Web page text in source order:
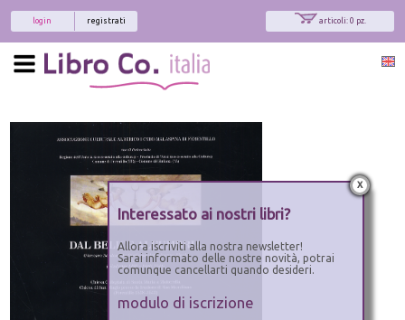
articoli: 0 pz.
registrati
login
x
Interessato ai nostri libri?
Allora iscriviti alla nostra newsletter!
Sarai informato delle nostre novità, potrai
comunque cancellarti quando desideri.
modulo di iscrizione